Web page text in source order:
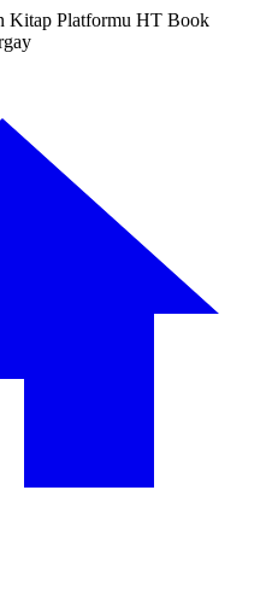
Platformu HT Book